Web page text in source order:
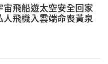
宙飛船遊太空安全回家
人飛機入雲端命喪黃泉